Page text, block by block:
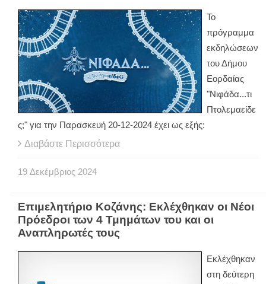
To
πρόγραμμα
εκδηλώσεων
του Δήμου
Εορδαίας
"Νιφάδα...τι
Πτολεμαείδε
ς;" για την Παρασκευή 20-12-2024 έχει ως εξής:
Διαβάστε Περισσότερα
19 Δεκέμβριος 2024
Επιμελητήριο Κοζάνης: Εκλέχθηκαν οι Νέοι
Πρόεδροι των 4 Τμημάτων του και οι
Αναπληρωτές τους
Εκλέχθηκαν
στη δεύτερη